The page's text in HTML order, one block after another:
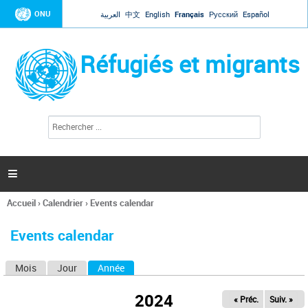
Jump to navigation
ONU العربية 中文 English Français Русский Español
Réfugiés et migrants
l
c
h
e

Vous
ici
Accueil›Calendrier› Events calendar
Events calendar
Mois Jour Année
2024 « Préc. Suiv. »